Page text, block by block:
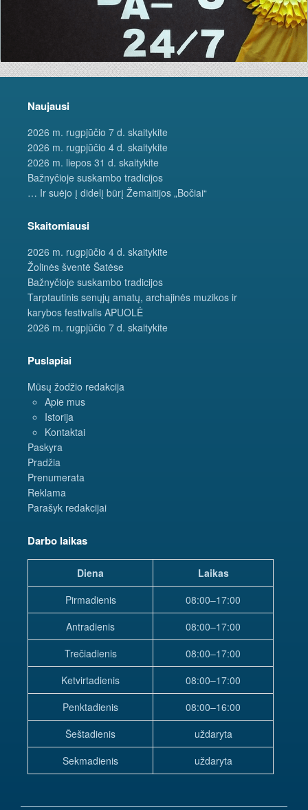
Naujausi
2026 m. rugpjūčio 7 d. skaitykite
2026 m. rugpjūčio 4 d. skaitykite
2026 m. liepos 31 d. skaitykite
Bažnyčioje suskambo tradicijos
… Ir suėjo į didelį būrį Žemaitijos „Bočiai“
Skaitomiausi
2026 m. rugpjūčio 4 d. skaitykite
Žolinės šventė Šatėse
Bažnyčioje suskambo tradicijos
Tarptautinis senųjų amatų, archajinės muzikos ir
karybos festivalis APUOLĖ
2026 m. rugpjūčio 7 d. skaitykite
Puslapiai
Mūsų žodžio redakcija
Apie mus
Istorija
Kontaktai
Paskyra
Pradžia
Prenumerata
Reklama
Parašyk redakcijai
Darbo laikas
Diena
Laikas
Pirmadienis
08:00–17:00
Antradienis
08:00–17:00
Trečiadienis
08:00–17:00
Ketvirtadienis
08:00–17:00
Penktadienis
08:00–16:00
Šeštadienis
uždaryta
Sekmadienis
uždaryta